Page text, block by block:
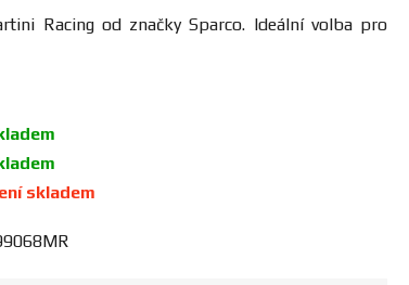
Racing od značky Sparco. Ideální volba pro
skladem